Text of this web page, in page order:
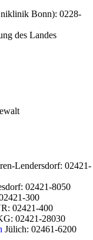
Bonn): 0228-
des Landes
Lendersdorf: 02421-
02421-8050
300
02421-400
02421-28030
Jülich: 02461-6200